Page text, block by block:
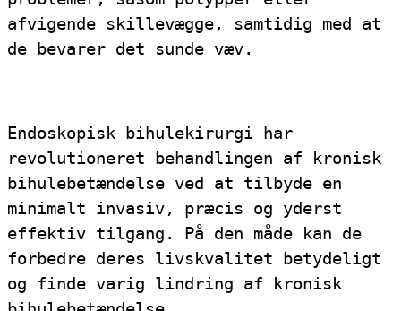
afvigende skillevægge, samtidig med at
de bevarer det sunde væv.
Endoskopisk bihulekirurgi har
revolutioneret behandlingen af kronisk
bihulebetændelse ved at tilbyde en
minimalt invasiv, præcis og yderst
effektiv tilgang. På den måde kan de
forbedre deres livskvalitet betydeligt
og finde varig lindring af kronisk